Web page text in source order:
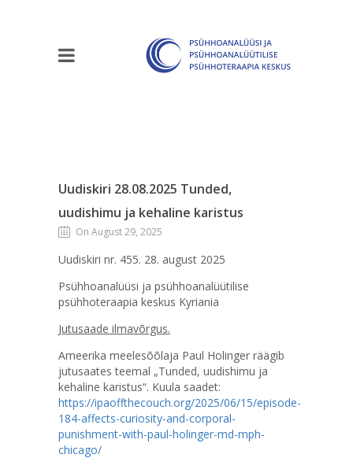
Uudiskiri 28.08.2025 Tunded,
uudishimu ja kehaline karistus
On August 29, 2025
Uudiskiri nr. 455. 28. august 2025
Psühhoanalüüsi ja psühhoanalüütilise
psühhoteraapia keskus Kyriania
Jutusaade ilmavõrgus.
Ameerika meelesõõlaja Paul Holinger räägib
jutusaates teemal „Tunded, uudishimu ja
kehaline karistus“. Kuula saadet:
https://ipaoffthecouch.org/2025/06/15/episode-
184-affects-curiosity-and-corporal-
punishment-with-paul-holinger-md-mph-
chicago/